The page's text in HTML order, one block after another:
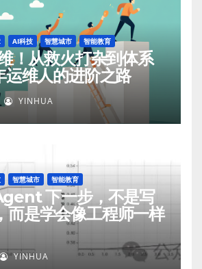
AI科技 智慧城市 智能教育
！从救火打杂到体系
运维人的进阶之路
YINHUA
智慧城市 智能教育
下一步，不是写
而是学会像工程师一样
YINHUA